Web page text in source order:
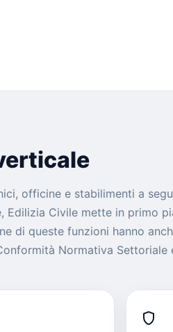
officine e stabilimenti a
Civile mette in primo
di queste funzioni hanno
Normativa Settoriale
shield